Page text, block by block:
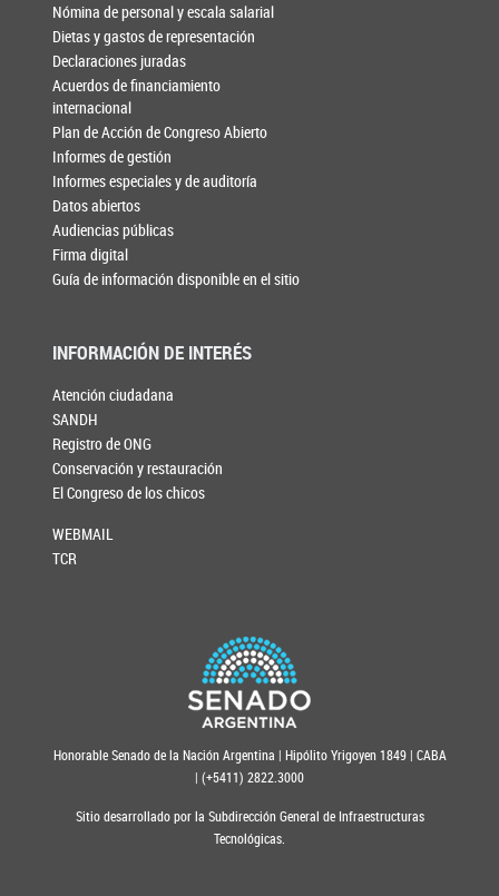
Nómina de personal y escala salarial
Dietas y gastos de representación
Declaraciones juradas
Acuerdos de financiamiento
internacional
Plan de Acción de Congreso Abierto
Informes de gestión
Informes especiales y de auditoría
Datos abiertos
Audiencias públicas
Firma digital
Guía de información disponible en el sitio
INFORMACIÓN DE INTERÉS
Atención ciudadana
SANDH
Registro de ONG
Conservación y restauración
El Congreso de los chicos
WEBMAIL
TCR
Honorable Senado de la Nación Argentina | Hipólito Yrigoyen 1849 | CABA
| (+5411) 2822.3000
Sitio desarrollado por la Subdirección General de Infraestructuras
Tecnológicas.